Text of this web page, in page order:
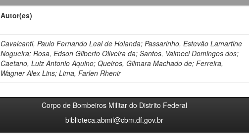
Autor(es)
Cavalcanti, Paulo Fernando Leal de Holanda; Passarinho, Estevão Lamartine
Nogueira; Rosa, Edson Gilberto Oliveira da; Santos, Valmeci Domingos dos;
Caetano, Luiz Antonio Aquino; Queiros, Gilmara Machado de; Ferreira,
Wagner Alex Lins; Lima, Farlen Rhenir
Corpo de Bombeiros Militar do Distrito Federal
biblioteca.abmil@cbm.df.gov.br